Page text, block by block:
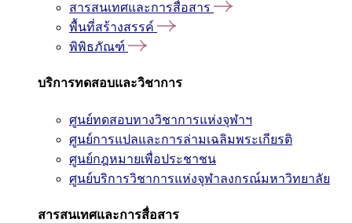
สารสนเทศและการสื่อสาร
พื้นที่สร้างสรรค์
พิพิธภัณฑ์
บริการทดสอบและวิชาการ
ศูนย์ทดสอบทางวิชาการแห่งจุฬาฯ
ศูนย์การแปลและการล่ามเฉลิมพระเกียรติ
ศูนย์กฎหมายเพื่อประชาชน
ศูนย์บริการวิชาการแห่งจุฬาลงกรณ์มหาวิทยาลัย
สารสนเทศและการสื่อสาร